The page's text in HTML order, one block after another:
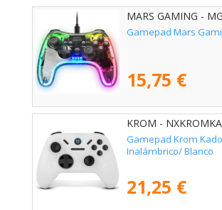
MARS GAMING -
Gamepad Mars
15,75 €
KROM -
Gamepad Krom
Inalámbrico/ Blanco
21,25 €